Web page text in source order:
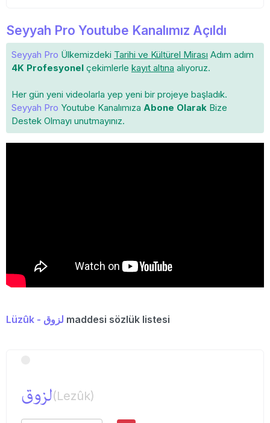
Seyyah Pro Youtube Kanalımız Açıldı
Seyyah Pro Ülkemizdeki Tarihi ve Kültürel Mirası Adım adım
4K Profesyonel çekimlerle kayıt altına alıyoruz.
Her gün yeni videolarla yep yeni bir projeye başladık.
Seyyah Pro Youtube Kanalımıza Abone Olarak Bize
Destek Olmayı unutmayınız.
Lüzûk - لزوق maddesi sözlük listesi
لزوق(Lezûk)